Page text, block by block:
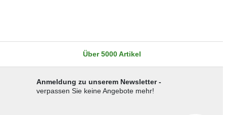
Über 5000 Artikel
Anmeldung zu unserem Newsletter -
verpassen Sie keine Angebote mehr!